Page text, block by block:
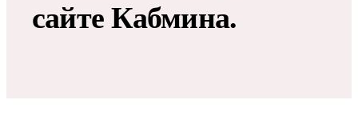
сайте Кабмина.